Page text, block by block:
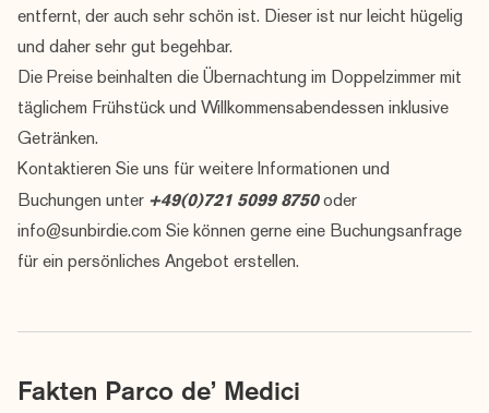
entfernt, der auch sehr schön ist. Dieser ist nur leicht hügelig
und daher sehr gut begehbar.
Die Preise beinhalten die Übernachtung im Doppelzimmer mit
täglichem Frühstück und Willkommensabendessen inklusive
Getränken.
Kontaktieren Sie uns für weitere Informationen und
Buchungen unter +49(0)721 5099 8750oder
info@sunbirdie.com Sie können gerne eine Buchungsanfrage
für ein persönliches Angebot erstellen.
Fakten Parco de’ Medici